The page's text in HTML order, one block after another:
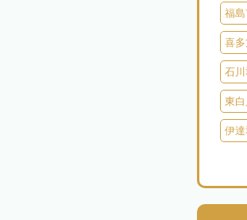
福
喜
石
東
伊
耶